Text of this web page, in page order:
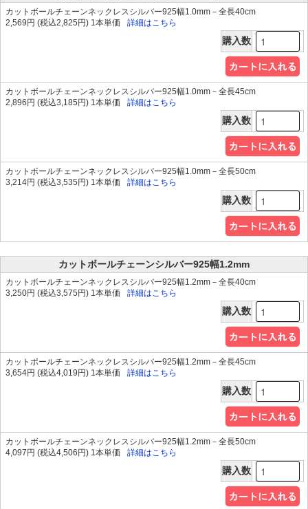
カットボールチェーンネックレスシルバー925幅1.0mm－全長40cm
2,569円 (税込2,825円) 1本単価
詳細はこちら
購入数
カットボールチェーンネックレスシルバー925幅1.0mm－全長45cm
2,896円 (税込3,185円) 1本単価
詳細はこちら
購入数
カットボールチェーンネックレスシルバー925幅1.0mm－全長50cm
3,214円 (税込3,535円) 1本単価
詳細はこちら
購入数
カットボールチェーンシルバー925幅1.2mm
カットボールチェーンネックレスシルバー925幅1.2mm－全長40cm
3,250円 (税込3,575円) 1本単価
詳細はこちら
購入数
カットボールチェーンネックレスシルバー925幅1.2mm－全長45cm
3,654円 (税込4,019円) 1本単価
詳細はこちら
購入数
カットボールチェーンネックレスシルバー925幅1.2mm－全長50cm
4,097円 (税込4,506円) 1本単価
詳細はこちら
購入数